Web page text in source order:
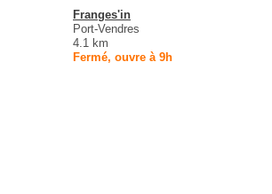
Franges'in
Port-Vendres
4.1 km
Fermé, ouvre à 9h